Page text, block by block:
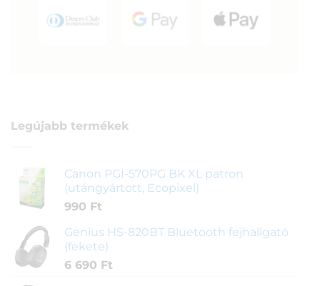
Legújabb termékek
Canon PGI-570PG BK XL patron
(utángyártott, Ecopixel)
990 Ft
Genius HS-820BT Bluetooth fejhallgató
(fekete)
6 690 Ft